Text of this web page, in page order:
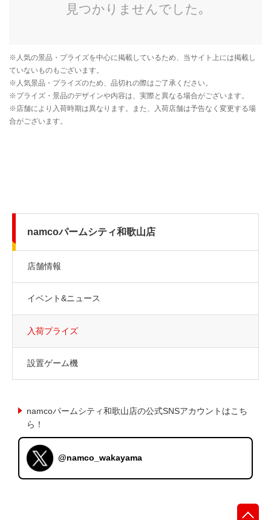
namcoパームシティ和歌山店
店舗情報
イベント&ニュース
入荷プライズ
設置ゲーム機
namcoパームシティ和歌山店の公式SNSアカウントはこち
ら！
@namco_wakayama